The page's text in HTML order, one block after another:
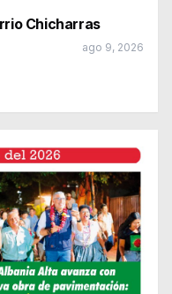
Chicharras
ago 9, 2026